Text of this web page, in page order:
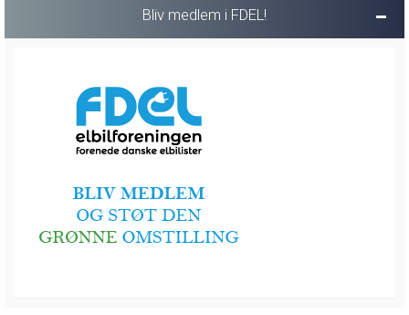
Bliv medlem i FDEL!